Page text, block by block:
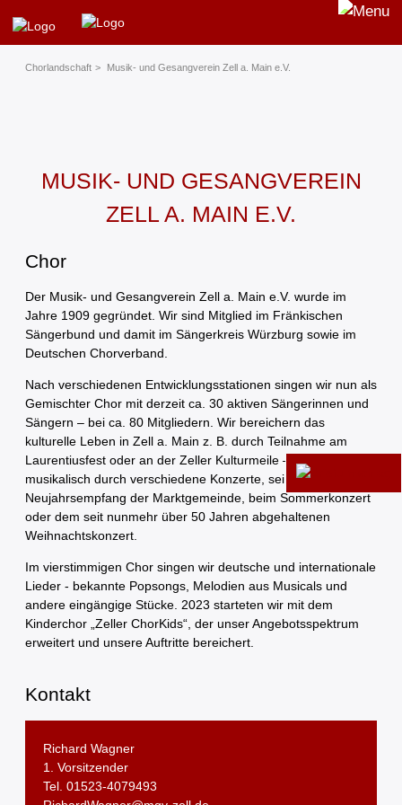
Chorland­schaft Musik- und Gesangverein Zell a. Main e.V.
MUSIK- UND GESANGVEREIN
ZELL A. MAIN E.V.
Chor
Der Musik- und Gesangverein Zell a. Main e.V. wurde im
Jahre 1909 gegründet. Wir sind Mitglied im Fränkischen
Sängerbund und damit im Sängerkreis Würzburg sowie im
Deutschen Chorverband.
Nach verschiedenen Entwicklungsstationen singen wir nun als
Gemischter Chor mit derzeit ca. 30 aktiven Sängerinnen und
Sängern – bei ca. 80 Mitgliedern. Wir bereichern das
kulturelle Leben in Zell a. Main z. B. durch Teilnahme am
Laurentiusfest oder an der Zeller Kulturmeile – und natürlich
musikalisch durch verschiedene Konzerte, sei es beim
Neujahrsempfang der Marktgemeinde, beim Sommerkonzert
oder dem seit nunmehr über 50 Jahren abgehaltenen
Weihnachtskonzert.
Im vierstimmigen Chor singen wir deutsche und internationale
Lieder - bekannte Popsongs, Melodien aus Musicals und
andere eingängige Stücke. 2023 starteten wir mit dem
Kinderchor „Zeller ChorKids“, der unser Angebotsspektrum
erweitert und unsere Auftritte bereichert.
Kontakt
Richard Wagner
1. Vorsitzender
Tel. 01523-4079493